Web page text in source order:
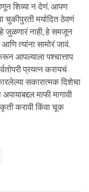
शिव्या न देणं. आपण
मर्यादित ठेवणं
जुळणारं नाही, हे समजून
त्यांना सामोरं जावं.
आपल्याला पश्चात्ताप
प्रयत्न करायचं
सकारात्मक दिशेचा
माफी मागावी
कृती करावी किंवा चूक